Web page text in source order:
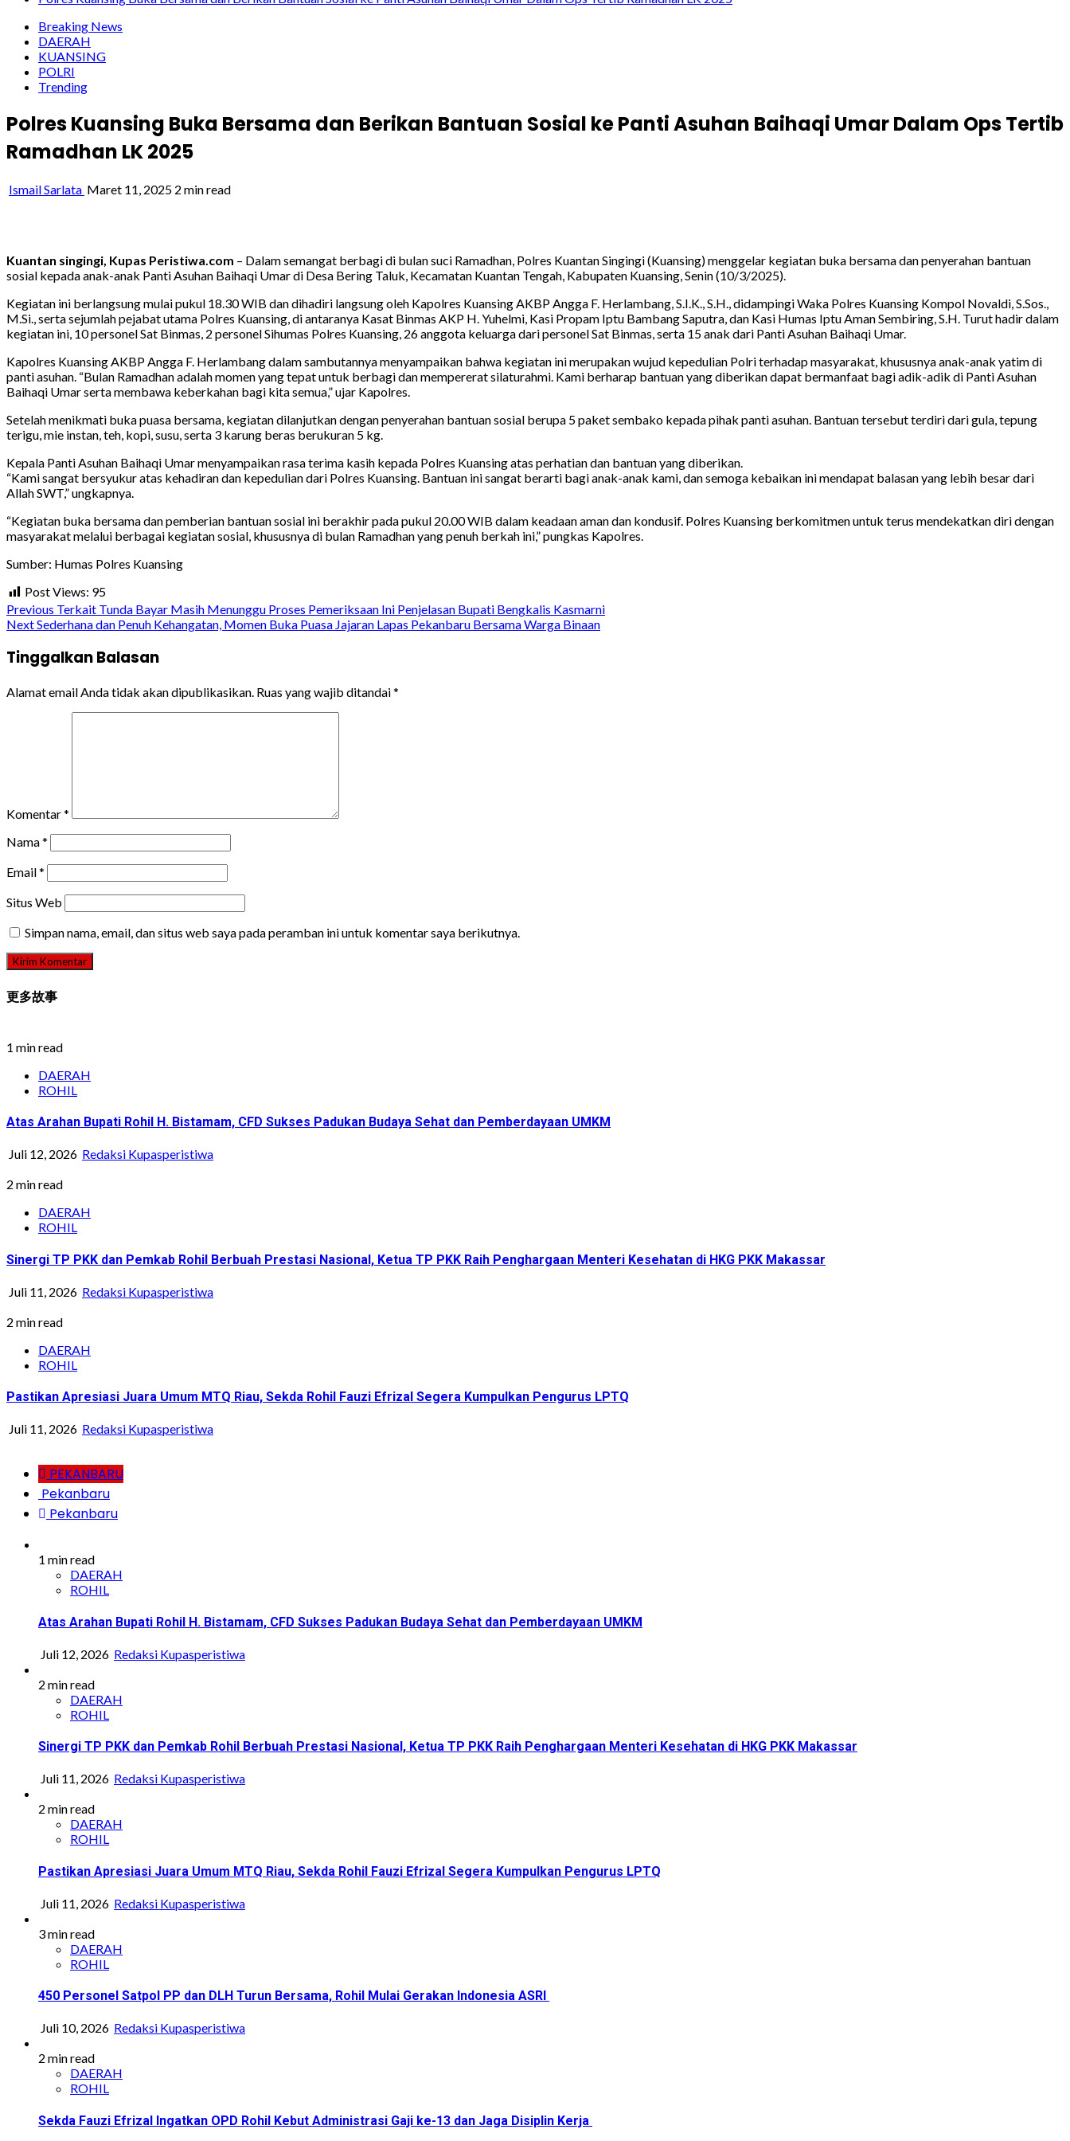
Breaking News
DAERAH
KUANSING
POLRI
Trending
Polres Kuansing Buka Bersama dan Berikan Bantuan Sosial ke Panti Asuhan Baihaqi Umar Dalam Ops Tertib
Ramadhan LK 2025
Ismail Sarlata Maret 11, 2025 2 min read
Kuantan singingi, Kupas Peristiwa.com – Dalam semangat berbagi di bulan suci Ramadhan, Polres Kuantan Singingi (Kuansing) menggelar kegiatan buka bersama dan penyerahan bantuan
sosial kepada anak-anak Panti Asuhan Baihaqi Umar di Desa Bering Taluk, Kecamatan Kuantan Tengah, Kabupaten Kuansing, Senin (10/3/2025).
Kegiatan ini berlangsung mulai pukul 18.30 WIB dan dihadiri langsung oleh Kapolres Kuansing AKBP Angga F. Herlambang, S.I.K., S.H., didampingi Waka Polres Kuansing Kompol Novaldi, S.Sos.,
M.Si., serta sejumlah pejabat utama Polres Kuansing, di antaranya Kasat Binmas AKP H. Yuhelmi, Kasi Propam Iptu Bambang Saputra, dan Kasi Humas Iptu Aman Sembiring, S.H. Turut hadir dalam
kegiatan ini, 10 personel Sat Binmas, 2 personel Sihumas Polres Kuansing, 26 anggota keluarga dari personel Sat Binmas, serta 15 anak dari Panti Asuhan Baihaqi Umar.
Kapolres Kuansing AKBP Angga F. Herlambang dalam sambutannya menyampaikan bahwa kegiatan ini merupakan wujud kepedulian Polri terhadap masyarakat, khususnya anak-anak yatim di
panti asuhan. “Bulan Ramadhan adalah momen yang tepat untuk berbagi dan mempererat silaturahmi. Kami berharap bantuan yang diberikan dapat bermanfaat bagi adik-adik di Panti Asuhan
Baihaqi Umar serta membawa keberkahan bagi kita semua,” ujar Kapolres.
Setelah menikmati buka puasa bersama, kegiatan dilanjutkan dengan penyerahan bantuan sosial berupa 5 paket sembako kepada pihak panti asuhan. Bantuan tersebut terdiri dari gula, tepung
terigu, mie instan, teh, kopi, susu, serta 3 karung beras berukuran 5 kg.
Kepala Panti Asuhan Baihaqi Umar menyampaikan rasa terima kasih kepada Polres Kuansing atas perhatian dan bantuan yang diberikan.
“Kami sangat bersyukur atas kehadiran dan kepedulian dari Polres Kuansing. Bantuan ini sangat berarti bagi anak-anak kami, dan semoga kebaikan ini mendapat balasan yang lebih besar dari
Allah SWT,” ungkapnya.
“Kegiatan buka bersama dan pemberian bantuan sosial ini berakhir pada pukul 20.00 WIB dalam keadaan aman dan kondusif. Polres Kuansing berkomitmen untuk terus mendekatkan diri dengan
masyarakat melalui berbagai kegiatan sosial, khususnya di bulan Ramadhan yang penuh berkah ini,” pungkas Kapolres.
Sumber: Humas Polres Kuansing
Post Views: 95
Continue
Previous Terkait Tunda Bayar Masih Menunggu Proses Pemeriksaan Ini Penjelasan Bupati Bengkalis Kasmarni
NextSederhana dan Penuh Kehangatan, Momen Buka Puasa Jajaran Lapas Pekanbaru Bersama Warga Binaan
Tinggalkan Balasan
Alamat email Anda tidak akan dipublikasikan. Ruas yang wajib ditandai*
Komentar*
Nama*
Email*
Situs Web
Simpan nama, email, dan situs web saya pada peramban ini untuk komentar saya berikutnya.
更多故事
1 min read
DAERAH
ROHIL
Atas Arahan Bupati Rohil H. Bistamam, CFD Sukses Padukan Budaya Sehat dan Pemberdayaan UMKM
Juli 12, 2026 Redaksi Kupasperistiwa
2 min read
DAERAH
ROHIL
Sinergi TP PKK dan Pemkab Rohil Berbuah Prestasi Nasional, Ketua TP PKK Raih Penghargaan Menteri Kesehatan di HKG PKK Makassar
Juli 11, 2026 Redaksi Kupasperistiwa
2 min read
DAERAH
ROHIL
Pastikan Apresiasi Juara Umum MTQ Riau, Sekda Rohil Fauzi Efrizal Segera Kumpulkan Pengurus LPTQ
Juli 11, 2026 Redaksi Kupasperistiwa
PEKANBARU
Pekanbaru
Pekanbaru
1 min read
DAERAH
ROHIL
Atas Arahan Bupati Rohil H. Bistamam, CFD Sukses Padukan Budaya Sehat dan Pemberdayaan UMKM
Juli 12, 2026 Redaksi Kupasperistiwa
2 min read
DAERAH
ROHIL
Sinergi TP PKK dan Pemkab Rohil Berbuah Prestasi Nasional, Ketua TP PKK Raih Penghargaan Menteri Kesehatan di HKG PKK Makassar
Juli 11, 2026 Redaksi Kupasperistiwa
2 min read
DAERAH
ROHIL
Pastikan Apresiasi Juara Umum MTQ Riau, Sekda Rohil Fauzi Efrizal Segera Kumpulkan Pengurus LPTQ
Juli 11, 2026 Redaksi Kupasperistiwa
3 min read
DAERAH
ROHIL
450 Personel Satpol PP dan DLH Turun Bersama, Rohil Mulai Gerakan Indonesia ASRI
Juli 10, 2026 Redaksi Kupasperistiwa
2 min read
DAERAH
ROHIL
Sekda Fauzi Efrizal Ingatkan OPD Rohil Kebut Administrasi Gaji ke-13 dan Jaga Disiplin Kerja